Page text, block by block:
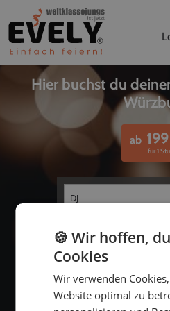
Hier buchst du
ab 199
für 1
bis
🍪 Wir hoffen,
Cookies
Wir verwenden
Website optimal zu